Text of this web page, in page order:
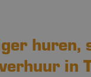
huren,
in